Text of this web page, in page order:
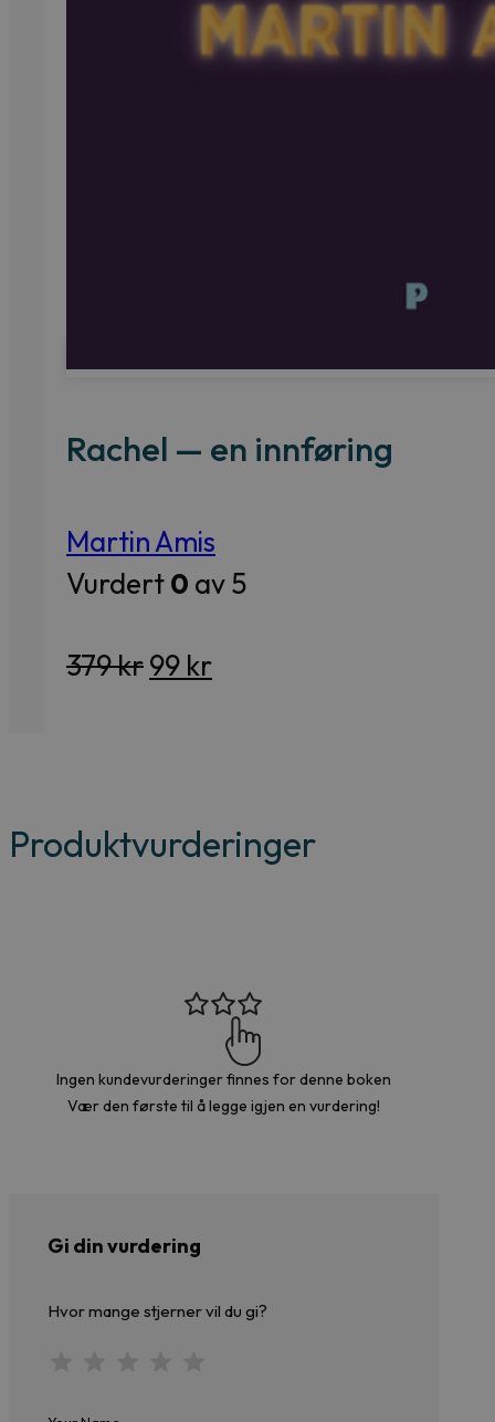
Rachel — en innføring
Martin Amis
Vurdert0 av 5
379krOpprinnelig
99 krNåværende
Produktvurderinger
Ingen kundevurderinger finnes for denne boken
Vær den første til å legge igjen en vurdering!
Gi din vurdering
Hvor mange stjerner vil du gi?